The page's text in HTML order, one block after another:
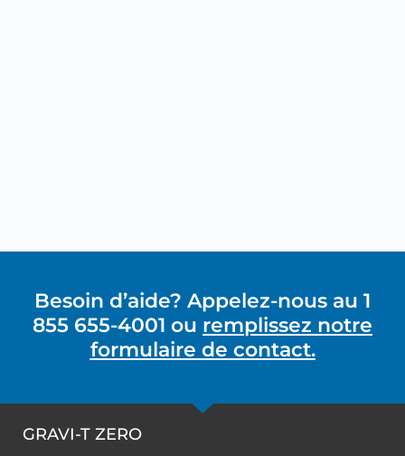
Besoin d’aide? Appelez-nous au 1
855 655-4001 ou remplissez notre
formulaire de contact.
GRAVI-T ZERO